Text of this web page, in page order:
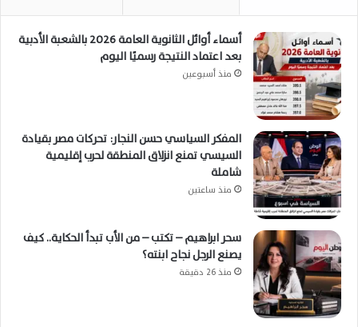
أسماء أوائل الثانوية العامة 2026 بالشعبة الأدبية
بعد اعتماد النتيجة رسميًا اليوم
منذ أسبوعين
المفكر السياسي حسن النجار: تحركات مصر بقيادة
السيسي تمنع انزلاق المنطقة لحرب إقليمية
شاملة
منذ ساعتين
سحر ابراهيم – تكتب – من الأب تبدأ الحكاية.. كيف
يصنع الرجل نجاح ابنته؟
منذ 26 دقيقة